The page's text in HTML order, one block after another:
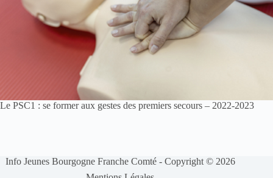
Le PSC1 : se former aux gestes des premiers secours – 2022-2023
Info Jeunes Bourgogne Franche Comté - Copyright © 2026